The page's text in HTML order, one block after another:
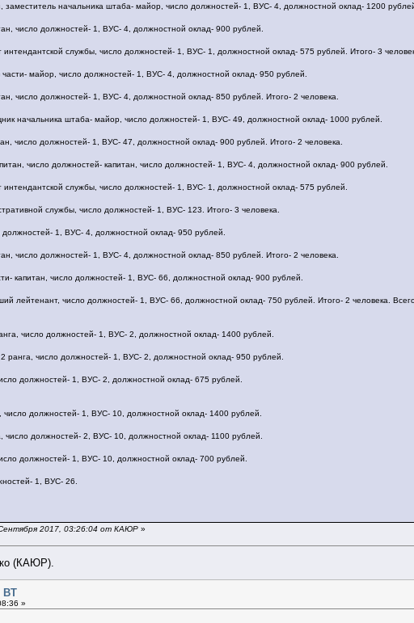
заместитель начальника штаба- майор, число должностей- 1, ВУС- 4, должностной оклад- 1200
число должностей- 1, ВУС- 4, должностной оклад- 900 рублей.
интендантской службы, число должностей- 1, ВУС- 1, должностной оклад- 575 рублей. Итого- 3
майор, число должностей- 1, ВУС- 4, должностной оклад- 950 рублей.
число должностей- 1, ВУС- 4, должностной оклад- 850 рублей. Итого- 2 человека.
начальника штаба- майор, число должностей- 1, ВУС- 49, должностной оклад- 1000 рублей.
число должностей- 1, ВУС- 47, должностной оклад- 900 рублей. Итого- 2 человека.
число должностей- капитан, число должностей- 1, ВУС- 4, должностной оклад- 900 рублей.
интендантской службы, число должностей- 1, ВУС- 1, должностной оклад- 575 рублей.
службы, число должностей- 1, ВУС- 123. Итого- 3 человека.
1, ВУС- 4, должностной оклад- 950 рублей.
число должностей- 1, ВУС- 4, должностной оклад- 850 рублей. Итого- 2 человека.
капитан, число должностей- 1, ВУС- 66, должностной оклад- 900 рублей.
лейтенант, число должностей- 1, ВУС- 66, должностной оклад- 750 рублей. Итого- 2 человека.
число должностей- 1, ВУС- 2, должностной оклад- 1400 рублей.
ранга, число должностей- 1, ВУС- 2, должностной оклад- 950 рублей.
должностей- 1, ВУС- 2, должностной оклад- 675 рублей.
должностей- 1, ВУС- 10, должностной оклад- 1400 рублей.
число должностей- 2, ВУС- 10, должностной оклад- 1100 рублей.
должностей- 1, ВУС- 10, должностной оклад- 700 рублей.
1, ВУС- 26.
2017, 03:26:04 от КАЮР »
(КАЮР).
ВТ
»